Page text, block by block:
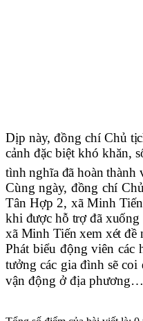
Dịp này, đồng chí Chủ
cảnh đặc biệt khó khăn,
tình nghĩa đã hoàn thành
Cùng ngày, đồng chí
Tân Hợp 2, xã Minh
khi được hỗ trợ đã
xã Minh Tiến xem xét đề
Phát biểu động viên
tưởng các gia đình sẽ
vận động ở địa phương…